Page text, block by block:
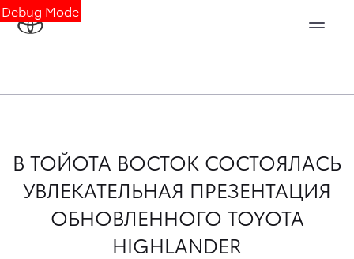
Debug Mode
В ТОЙОТА ВОСТОК СОСТОЯЛАСЬ
УВЛЕКАТЕЛЬНАЯ ПРЕЗЕНТАЦИЯ
ОБНОВЛЕННОГО TOYOTA
HIGHLANDER